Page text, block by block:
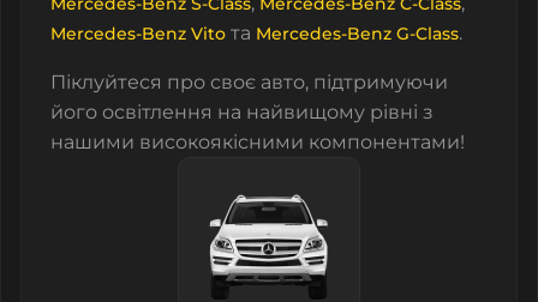
Mercedes-Benz Vito та Mercedes-Benz G-Class.
Піклуйтеся про своє авто, підтримуючи
його освітлення на найвищому рівні з
нашими високоякісними компонентами!